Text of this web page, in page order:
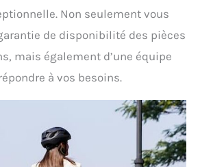
Non seulement vous
de disponibilité des pièces
mais également d’une équipe
à vos besoins.